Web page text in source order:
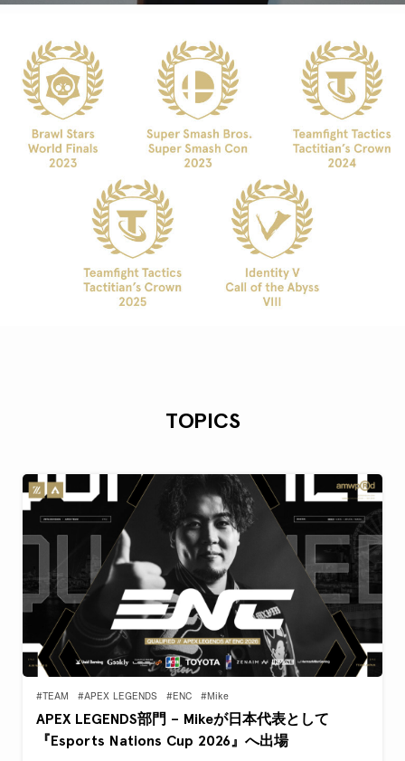
TOPICS
#TEAM #APEX LEGENDS #ENC #Mike
APEX LEGENDS部門 – Mikeが日本代表として
『Esports Nations Cup 2026』へ出場